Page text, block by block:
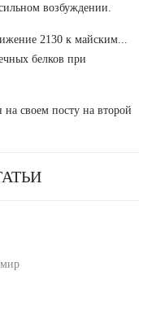
возбуждении.
2130 к майским...
белков при
своем посту на второй